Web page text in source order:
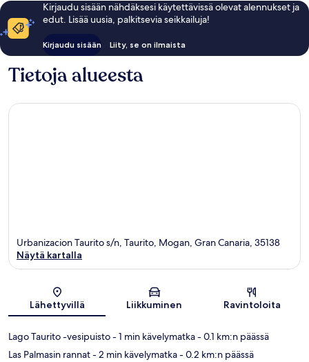
Kirjaudu sisään nähdäksesi käytettävissä olevat alennukset ja
edut. Lisää uusia, palkitsevia seikkailuja!
Kirjaudu sisään Liity, se on ilmaista
Tietoja alueesta
Kartta
Urbanizacion Taurito s/n, Taurito, Mogan, Gran Canaria, 35138
Näytä kartalla
Lähettyvillä Liikkuminen Ravintoloita
Lago Taurito -vesipuisto- 1 min kävelymatka- 0.1 km:n päässä
Las Palmasin rannat- 2 min kävelymatka- 0.2 km:n päässä